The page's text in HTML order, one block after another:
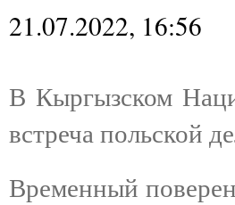
21.07.2022, 16:56
В Кыргызском
встреча польской
Временный